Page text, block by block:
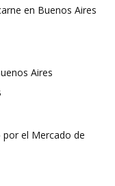
en Buenos Aires
Aires
el Mercado de